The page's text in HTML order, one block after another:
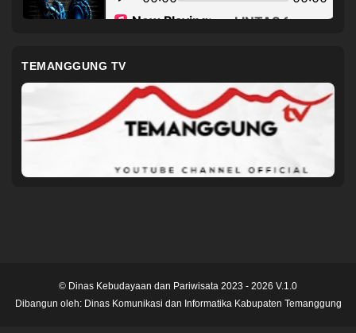
TEMANGGUNG TV
© Dinas Kebudayaan dan Pariwisata 2023 - 2026 V.1.0
Dibangun oleh: Dinas Komunikasi dan Informatika Kabupaten Temanggung